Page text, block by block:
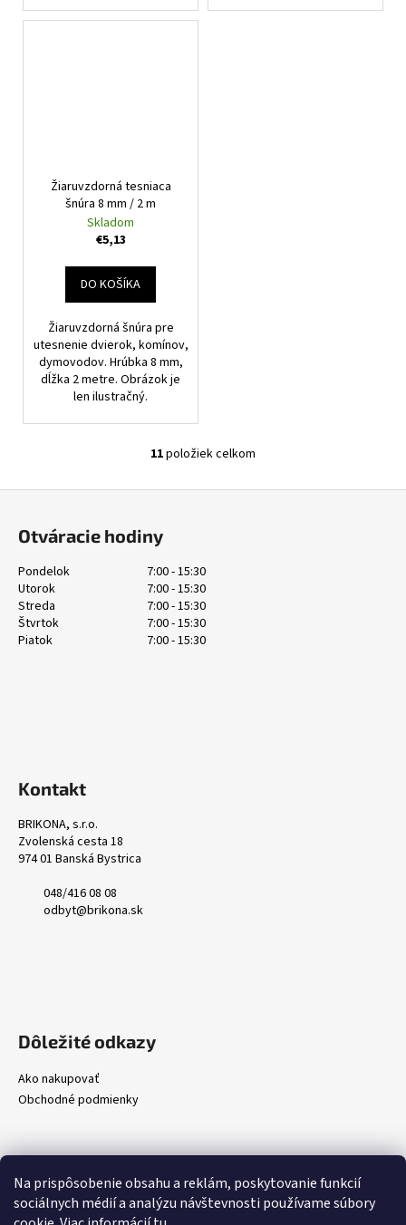
Na prispôsobenie obsahu a reklám, poskytovanie funkcií
sociálnych médií a analýzu návštevnosti používame súbory
Žiaruvzdorná tesniaca
šnúra 8 mm / 2 m
Skladom
€5,13
DO KOŠÍKA
Žiaruvzdorná šnúra pre
utesnenie dvierok, komínov,
dymovodov. Hrúbka 8 mm,
dĺžka 2 metre. Obrázok je
len ilustračný.
O
a
c
i
e
p
11položiek celkom
Otváracie hodiny
Pondelok
7:00 - 15:30
Utorok
7:00 - 15:30
Streda
7:00 - 15:30
Štvrtok
7:00 - 15:30
Piatok
7:00 - 15:30
Kontakt
BRIKONA, s.r.o.
Zvolenská cesta 18
974 01 Banská Bystrica
048/416 08 08
odbyt@brikona.sk
Dôležité odkazy
Ako nakupovať
Obchodné podmienky